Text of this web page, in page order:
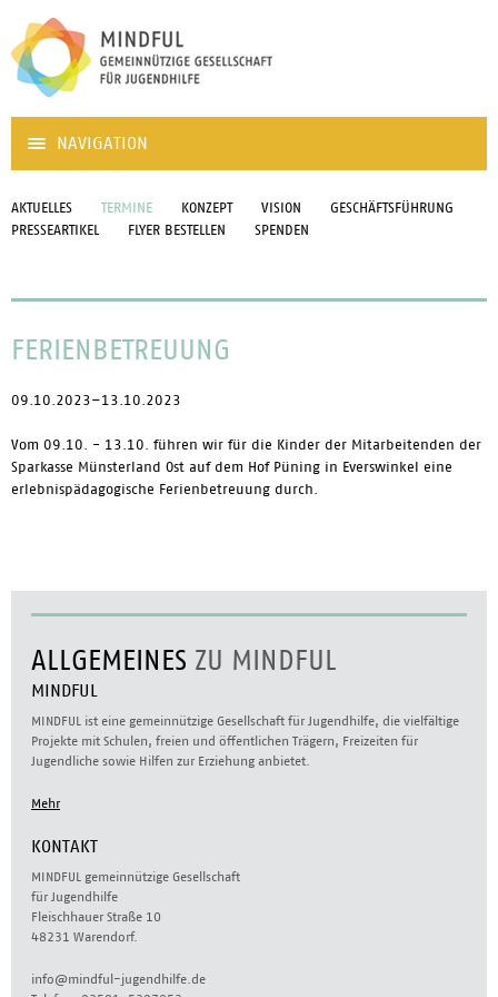
NAVIGATION
AKTUELLES TERMINE KONZEPT VISION
GESCHÄFTSFÜHRUNG
PRESSEARTIKEL
FLYER BESTELLEN SPENDEN
FERIENBETREUUNG
09.10.2023–13.10.2023
Vom 09.10. - 13.10. führen wir für die Kinder der Mitarbeitenden der
Sparkasse Münsterland Ost auf dem Hof Püning in Everswinkel eine
erlebnispädagogische Ferienbetreuung durch.
ALLGEMEINES ZU MINDFUL
MINDFUL
MINDFUL ist eine gemeinnützige Gesellschaft für Jugendhilfe, die vielfältige
Projekte mit Schulen, freien und öffentlichen Trägern, Freizeiten für
Jugendliche sowie Hilfen zur Erziehung anbietet.
Mehr
KONTAKT
MINDFUL gemeinnützige Gesellschaft
für Jugendhilfe
Fleischhauer Straße 10
48231 Warendorf.
info@mindful-jugendhilfe.de